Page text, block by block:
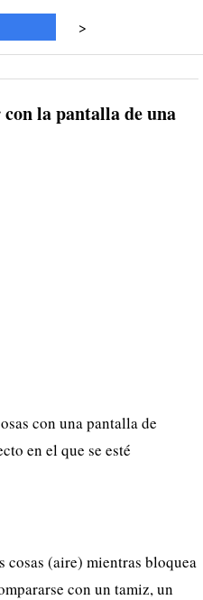
>
la pantalla de una
con una pantalla de
en el que se esté
cosas (aire) mientras bloquea
con un tamiz, un